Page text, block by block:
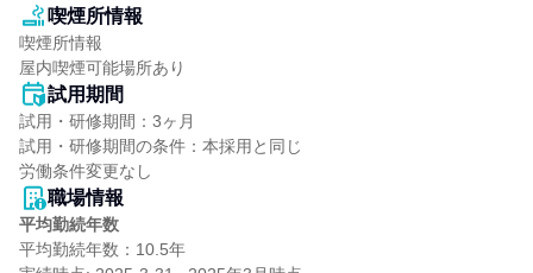
喫煙所情報
喫煙所情報
屋内喫煙可能場所あり
試用期間
試用・研修期間：3ヶ月
試用・研修期間の条件：本採用と同じ
職場情報
平均勤続年数
平均勤続年数：10.5年